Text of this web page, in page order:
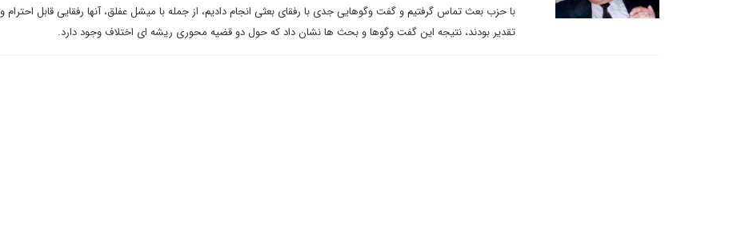
با حزب بعث تماس گرفتیم و گفت وگوهایی جدی با رفقای بعثی انجام دادیم، از جمله با میشل عفلق، آنها رفقایی قابل احترام و
تقدیر بودند، نتیجه این گفت وگوها و بحث ها نشان داد که حول دو قضیه محوری ریشه ای اختلاف وجود دارد.